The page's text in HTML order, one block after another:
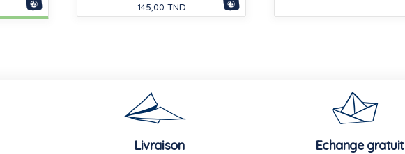
145,00 TND
Livraison Echange gratuit